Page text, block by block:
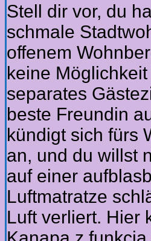
Stell dir vor, du
schmale
offenem
keine
separates
beste Freundin
kündigt sich fürs
an, und du willst
auf einer
Luftmatratze
Luft verliert. Hier